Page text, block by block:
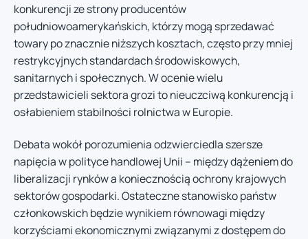
konkurencji ze strony producentów
południowoamerykańskich, którzy mogą sprzedawać
towary po znacznie niższych kosztach, często przy mniej
restrykcyjnych standardach środowiskowych,
sanitarnych i społecznych. W ocenie wielu
przedstawicieli sektora grozi to nieuczciwą konkurencją i
osłabieniem stabilności rolnictwa w Europie.
Debata wokół porozumienia odzwierciedla szersze
napięcia w polityce handlowej Unii – między dążeniem do
liberalizacji rynków a koniecznością ochrony krajowych
sektorów gospodarki. Ostateczne stanowisko państw
członkowskich będzie wynikiem równowagi między
korzyściami ekonomicznymi związanymi z dostępem do